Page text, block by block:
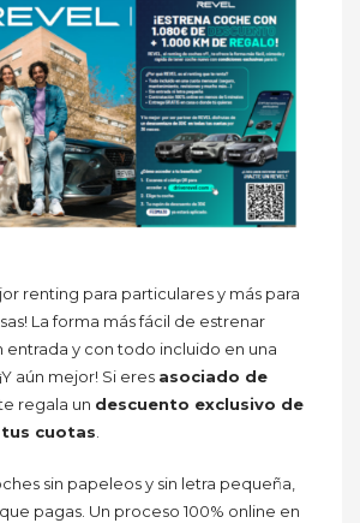
renting para particulares y más para
La forma más fácil de estrenar
entrada y con todo incluido en una
aún mejor! Si eres asociado de
te regala un descuento exclusivo de
cuotas
sin papeleos y sin letra pequeña,
pagas. Un proceso 100% online en